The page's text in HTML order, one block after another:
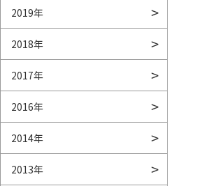
2019年
2018年
2017年
2016年
2014年
2013年